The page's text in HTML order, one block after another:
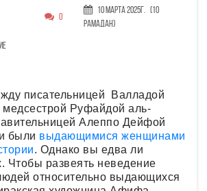
0
10 Марта 2025г. (10
Рамадан)
писательницей Валладой
Руфайдой аль-
Алеппо Дейфой
были выдающимися женщинами
. Однако вы едва ли
Чтобы развеять неведение
относительно выдающихся